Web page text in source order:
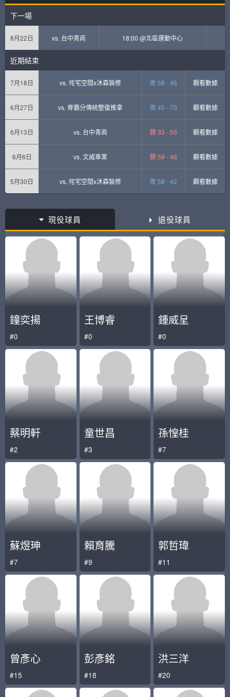
下一場
8月22日 vs. 台中青商 18:00 @北區運動中心
近期結束
7月18日 vs. 侘宅空間x沐森裝修 敗 68 - 46 觀看數據
6月27日 vs. 脊霸分傳統整復推拿 敗 45 - 70 觀看數據
6月13日 vs. 台中青商 勝 33 - 55 觀看數據
6月6日 vs. 文威車業 勝 59 - 46 觀看數據
5月30日 vs. 侘宅空間x沐森裝修 敗 58 - 42 觀看數據
現役球員 退役球員
鐘奕揚
#0
王博睿
#0
鍾威呈
#0
蔡明軒
#2
童世昌
#3
孫惶桂
#7
蘇煜珅
#7
賴育騰
#9
郭哲瑋
#11
曾彥心
#15
彭彥銘
#18
洪三洋
#20